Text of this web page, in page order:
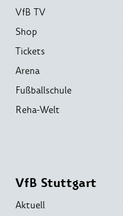
VfB TV
Shop
Tickets
Arena
Fußballschule
Reha-Welt
VfB Stuttgart
Aktuell